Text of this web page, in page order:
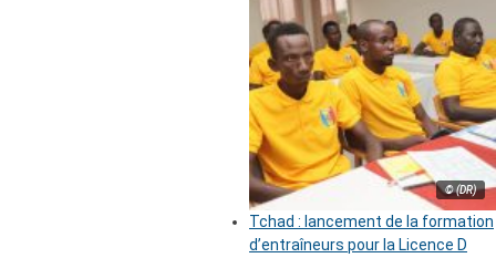
© (DR)
Tchad : lancement de la formation
d’entraîneurs pour la Licence D